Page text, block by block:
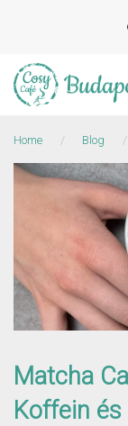
content
Home / Blog /
Nap:
2023.
28.
Matcha
Koffein